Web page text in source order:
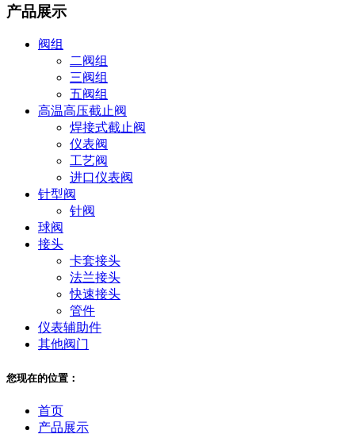
产品展示
阀组
二阀组
三阀组
五阀组
高温高压截止阀
焊接式截止阀
仪表阀
工艺阀
进口仪表阀
针型阀
针阀
球阀
接头
卡套接头
法兰接头
快速接头
管件
仪表辅助件
其他阀门
您现在的位置：
首页
产品展示